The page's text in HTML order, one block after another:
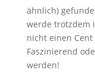
ähnlich)
werde trotzdem
nicht einen
Faszinierend
werden!